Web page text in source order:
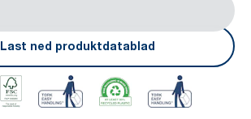
Last ned produktdatablad